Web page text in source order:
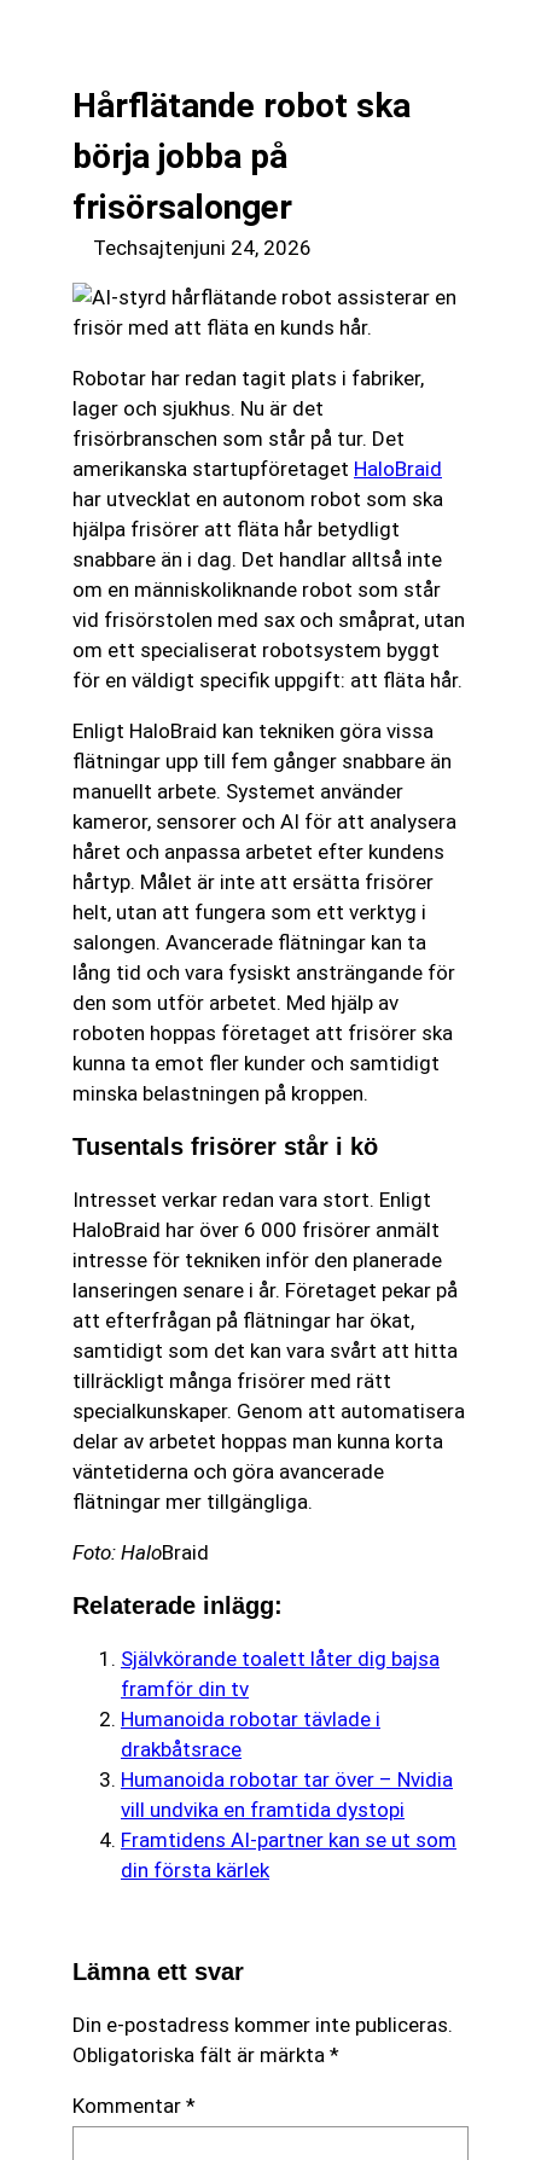
Hårflätande robot ska
börja jobba på
frisörsalonger
Techsajtenjuni 24, 2026
Robotar har redan tagit plats i fabriker,
lager och sjukhus. Nu är det
frisörbranschen som står på tur. Det
amerikanska startupföretaget HaloBraid
har utvecklat en autonom robot som ska
hjälpa frisörer att fläta hår betydligt
snabbare än i dag. Det handlar alltså inte
om en människoliknande robot som står
vid frisörstolen med sax och småprat, utan
om ett specialiserat robotsystem byggt
för en väldigt specifik uppgift: att fläta hår.
Enligt HaloBraid kan tekniken göra vissa
flätningar upp till fem gånger snabbare än
manuellt arbete. Systemet använder
kameror, sensorer och AI för att analysera
håret och anpassa arbetet efter kundens
hårtyp. Målet är inte att ersätta frisörer
helt, utan att fungera som ett verktyg i
salongen. Avancerade flätningar kan ta
lång tid och vara fysiskt ansträngande för
den som utför arbetet. Med hjälp av
roboten hoppas företaget att frisörer ska
kunna ta emot fler kunder och samtidigt
minska belastningen på kroppen.
Tusentals frisörer står i kö
Intresset verkar redan vara stort. Enligt
HaloBraid har över 6 000 frisörer anmält
intresse för tekniken inför den planerade
lanseringen senare i år. Företaget pekar på
att efterfrågan på flätningar har ökat,
samtidigt som det kan vara svårt att hitta
tillräckligt många frisörer med rätt
specialkunskaper. Genom att automatisera
delar av arbetet hoppas man kunna korta
väntetiderna och göra avancerade
flätningar mer tillgängliga.
Foto: HaloBraid
Relaterade inlägg:
Självkörande toalett låter dig bajsa
framför din tv
Humanoida robotar tävlade i
drakbåtsrace
Humanoida robotar tar över – Nvidia
vill undvika en framtida dystopi
Framtidens AI-partner kan se ut som
din första kärlek
Lämna ett svar
Din e-postadress kommer inte publiceras.
Obligatoriska fält är märkta *
Kommentar *